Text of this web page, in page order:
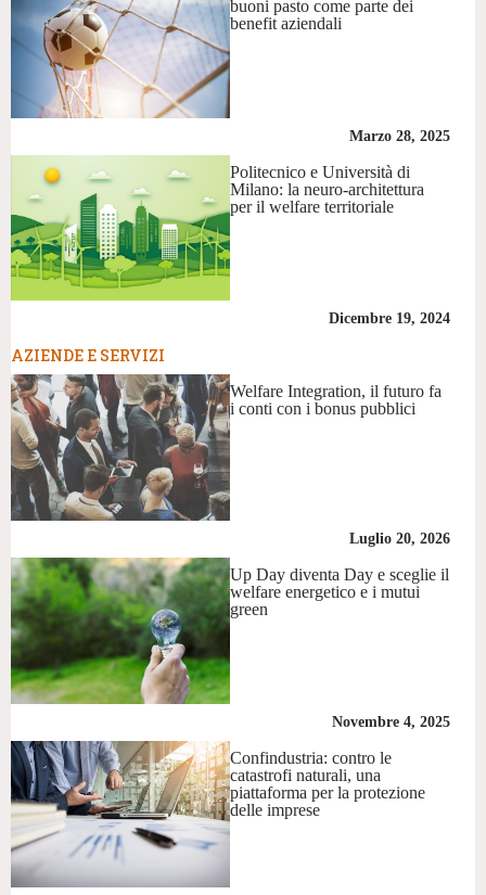
buoni pasto come parte dei
benefit aziendali
Marzo 28, 2025
Politecnico e Università di
Milano: la neuro-architettura
per il welfare territoriale
Dicembre 19, 2024
AZIENDE E SERVIZI
Welfare Integration, il futuro fa
i conti con i bonus pubblici
Luglio 20, 2026
Up Day diventa Day e sceglie il
welfare energetico e i mutui
green
Novembre 4, 2025
Confindustria: contro le
catastrofi naturali, una
piattaforma per la protezione
delle imprese